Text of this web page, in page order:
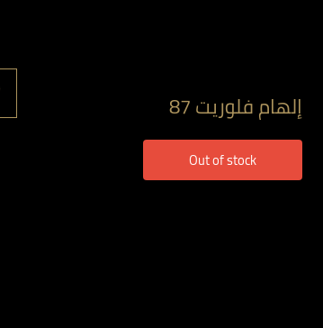
إلهام فلوريت 87
Out of stock